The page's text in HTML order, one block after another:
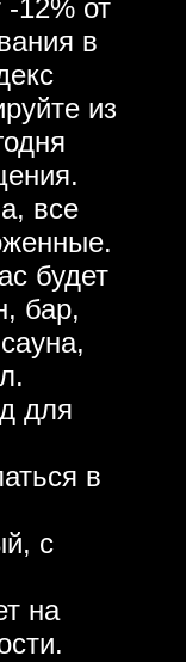
12% от
в
из
все
будет
бар,
для
в
с
на